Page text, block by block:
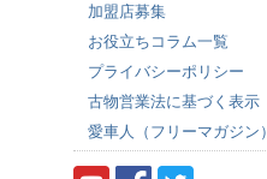
加盟店募集
お役立ちコラム一覧
プライバシーポリシー
古物営業法に基づく表示
愛車人（フリーマガジン）